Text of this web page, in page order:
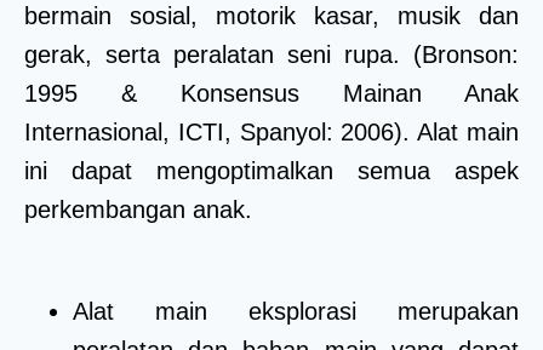
bermain sosial, motorik kasar, musik dan
gerak, serta peralatan seni rupa. (Bronson:
1995 & Konsensus Mainan Anak
Internasional, ICTI, Spanyol: 2006). Alat main
ini dapat mengoptimalkan semua aspek
perkembangan anak.
Alat main eksplorasi merupakan